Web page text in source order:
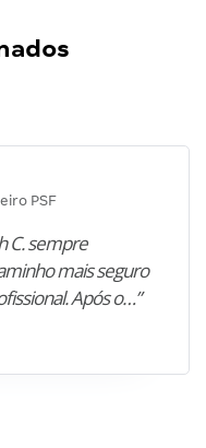
PSF
C. sempre
mais seguro
Após o…”